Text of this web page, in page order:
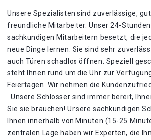
Unsere Spezialisten sind zuverlässige,
freundliche Mitarbeiter. Unser 24-
sachkundigen Mitarbeitern besetzt, die
neue Dinge lernen. Sie sind sehr
auch Türen schadlos öffnen. Speziell
steht Ihnen rund um die Uhr zur
Feiertagen. Wir nehmen die
. Unsere Schlosser sind immer bereit,
Sie sie brauchen! Unsere sachkundigen
Ihnen innerhalb von Minuten (15-25
zentralen Lage haben wir Experten, die